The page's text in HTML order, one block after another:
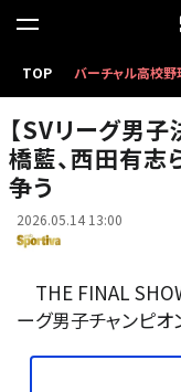
TOP バーチャル高校野
【SVリーグ男
橋藍、西田有志
争う
2026.05.14 13:00
THE FINAL
ーグ男子チャンピオ